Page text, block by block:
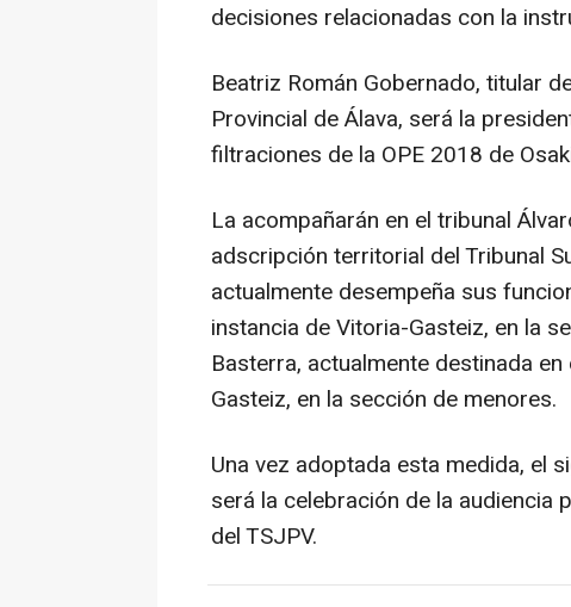
decisiones relacionadas con la
Beatriz Román Gobernado, titular
Provincial de Álava, será la
filtraciones de la OPE 2018 de
La acompañarán en el tribunal
adscripción territorial del Tribunal
actualmente desempeña sus
instancia de Vitoria-Gasteiz, en la
Basterra, actualmente destinada
Gasteiz, en la sección de menores.
Una vez adoptada esta medida, el
será la celebración de la audiencia
del TSJPV.